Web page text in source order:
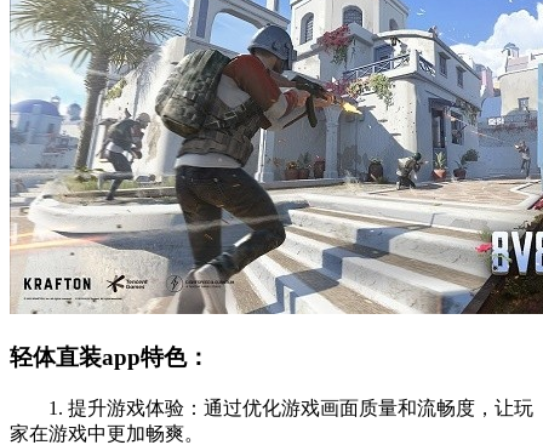
轻体直装app特色：
1. 提升游戏体验：通过优化游戏画面质量和流畅度，让玩
家在游戏中更加畅爽。